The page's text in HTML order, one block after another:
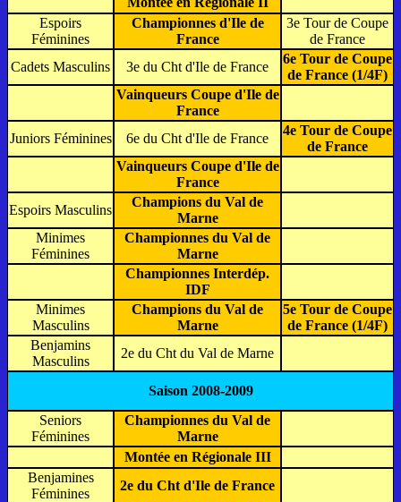
Espoirs
Féminines
Championnes d'Ile de
France
3e Tour de Coupe
de France
Cadets Masculins
3e du Cht d'Ile de France
6e Tour de Coupe
de France (1/4F)
Vainqueurs Coupe d'Ile de
France
Juniors Féminines
6e du Cht d'Ile de France
4e Tour de Coupe
de France
Vainqueurs Coupe d'Ile de
France
Espoirs Masculins
Champions du Val de
Marne
Minimes
Féminines
Championnes du Val de
Marne
Championnes Interdép.
IDF
Minimes
Masculins
Champions du Val de
Marne
5e Tour de Coupe
de France (1/4F)
Benjamins
Masculins
2e du Cht du Val de Marne
Saison 2008-2009
Seniors
Féminines
Championnes du Val de
Marne
Montée en Régionale III
Benjamines
Féminines
2e du Cht d'Ile de France